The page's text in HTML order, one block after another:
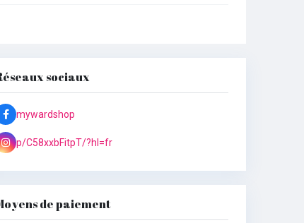
sociaux
mywardshop
p/C58xxbFitpT/?hl=fr
de paiement